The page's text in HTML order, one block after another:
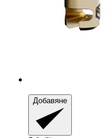
Добавяне